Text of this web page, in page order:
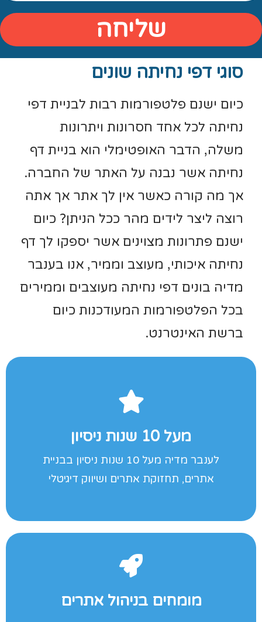
שליחה
סוגי דפי נחיתה שונים
כיום ישנם פלטפורמות רבות לבניית דפי
נחיתה לכל אחד חסרונות ויתרונות
משלה, הדבר האופטימלי הוא בניית דף
נחיתה אשר נבנה על האתר של החברה.
אך מה קורה כאשר אין לך אתר אך אתה
רוצה ליצר לידים מהר ככל הניתן? כיום
ישנם פתרונות מצוינים אשר יספקו לך דף
נחיתה איכותי, מעוצב וממיר, אנו בענבר
מדיה בונים דפי נחיתה מעוצבים וממירים
בכל הפלטפורמות המעודכנות כיום
ברשת האינטרנט.
מעל 10 שנות ניסיון
לענבר מדיה מעל 10 שנות ניסיון בבניית
אתרים, תחזוקת אתרים ושיווק דיגיטלי
ניסיון עושה את ההבדל! אל תבזבזו זמן עם
לקבלת הצעה לחץ כאן
מומחים בניהול אתרים
לקבלת הצעה לחץ כאן